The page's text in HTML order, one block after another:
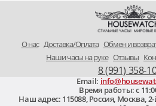
O нас Доставка/Оплата Обмен и
Наши часы на руке Отзывы
8 (991) 358-
Email:
Время работы: c
Наш адрес: 115088, Россия, Москва